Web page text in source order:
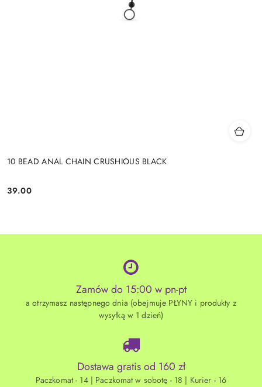
10 BEAD ANAL CHAIN CRUSHIOUS BLACK
Cena:
39.00
Zamów do 15:00 w pn-pt
a otrzymasz następnego dnia (obejmuje PŁYNY i produkty z
wysyłką w 1 dzień)
Dostawa gratis od 160 zł
Paczkomat - 14 | Paczkomat w sobotę - 18 | Kurier - 16